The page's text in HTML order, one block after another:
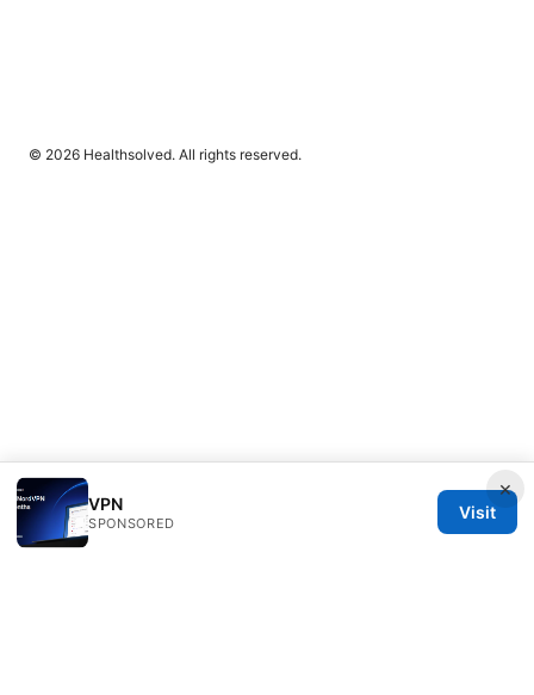
×
VPN
SPONSORED
Visit
© 2026 Healthsolved. All rights reserved.